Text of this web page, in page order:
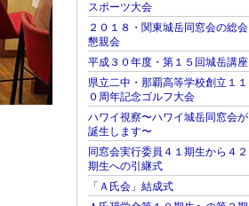
スポーツ大会
２０１８・関東城岳同窓会の総会
懇親会
平成３０年度・第１５回城岳講座
県立二中・那覇高等学校創立１１
０周年記念ゴルフ大会
ハワイ視察〜ハワイ城岳同窓会が
誕生します〜
同窓会実行委員４１期生から４２
期生への引継式
「Ａ氏会」結成式